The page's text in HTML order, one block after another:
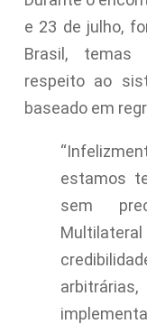
e 23 de julho,
Brasil, temas
respeito ao
baseado em
estamos
sem